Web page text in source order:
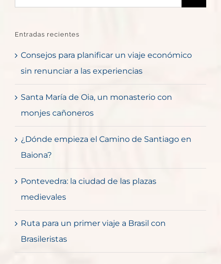
Entradas recientes
Consejos para planificar un viaje económico
sin renunciar a las experiencias
Santa María de Oia, un monasterio con
monjes cañoneros
¿Dónde empieza el Camino de Santiago en
Baiona?
Pontevedra: la ciudad de las plazas
medievales
Ruta para un primer viaje a Brasil con
Brasileristas